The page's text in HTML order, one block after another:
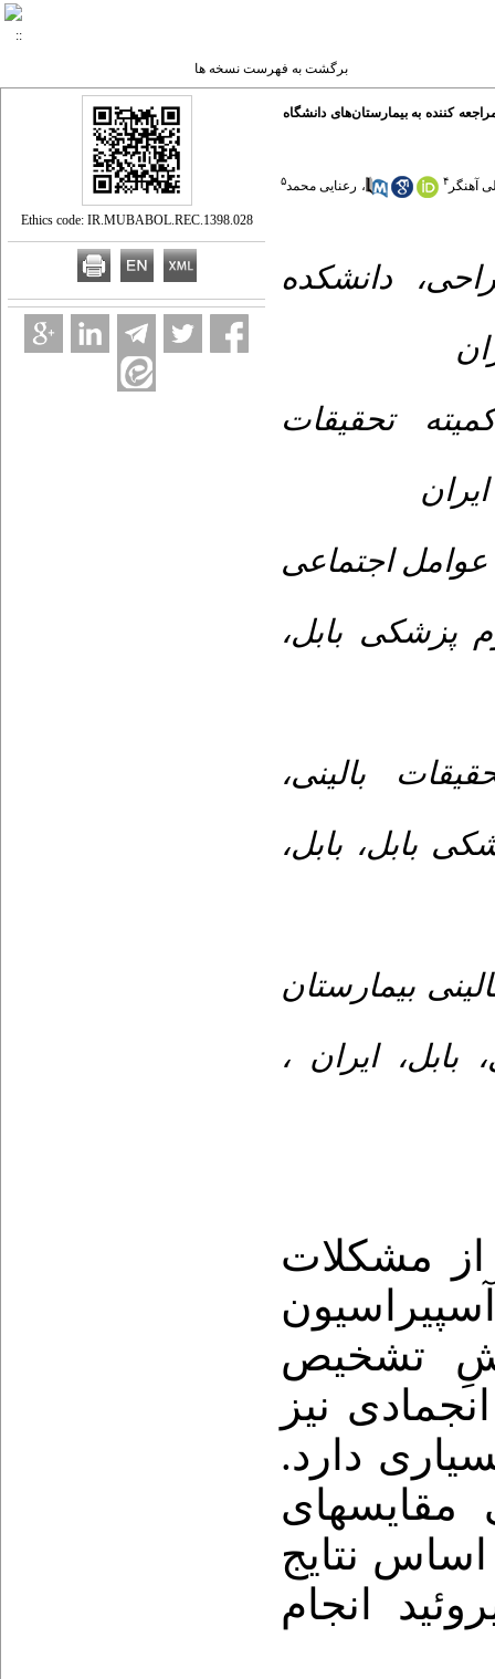
برگشت به فهرست نسخه ها
کننده به بیمارستان‌های دانشگاه
آهنگر ۴ ، رعنایی محمد۵
دانشکده
تحقیقات
عوامل اجتماعی
پزشکی بابل،
بالینی،
بابل، بابل،
بیمارستان
ایران ،
از مشکلات
آسپیراسیون
تشخیص
نیز
دارد.
نتایج
انجام
Ethics code: IR.MUBABOL.REC.1398.028